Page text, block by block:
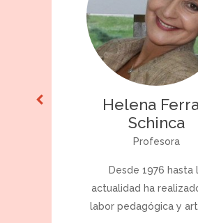
Helena
Schinca
Profesora
Desde 1976 hasta
actualidad ha
labor pedagógica y